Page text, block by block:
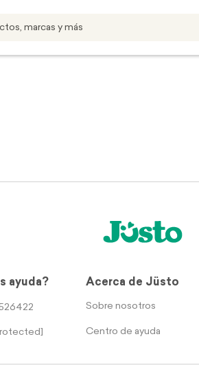
ayuda? Acerca de Jüsto
Sobre nosotros
Centro de ayuda